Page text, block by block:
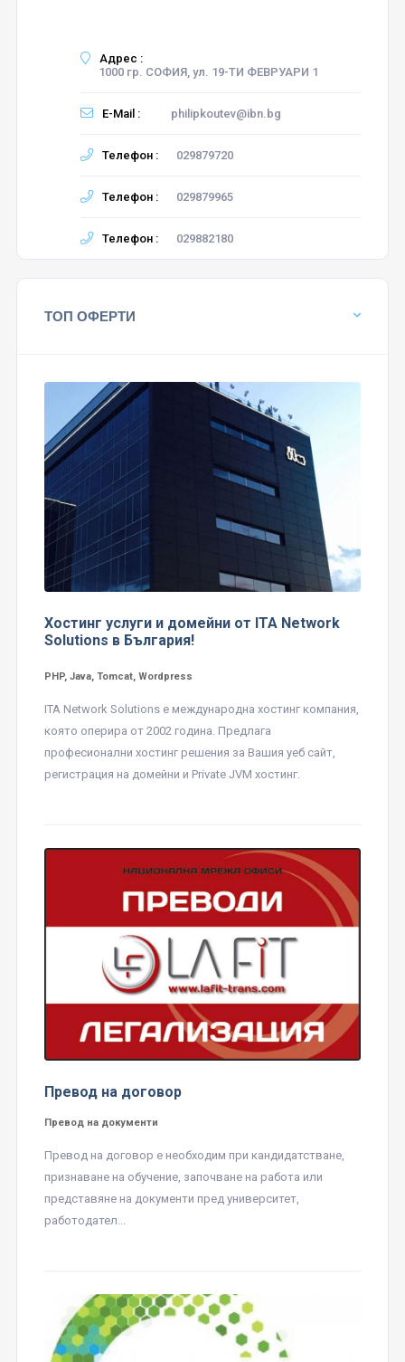
Адрес :
1000 гр. СОФИЯ, ул. 19-ТИ ФЕВРУАРИ 1
E-Mail : philipkoutev@ibn.bg
Телефон : 029879720
Телефон : 029879965
Телефон : 029882180
ТОП ОФЕРТИ
Хостинг услуги и домейни от ITA Network
Solutions в България!
PHP, Java, Tomcat, Wordpress
ITA Network Solutions е международна хостинг компания,
която оперира от 2002 година. Предлага
професионални хостинг решения за Вашия уеб сайт,
регистрация на домейни и Private JVM хостинг.
Превод на договор
Превод на документи
Превод на договор е необходим при кандидатстване,
признаване на обучение, започване на работа или
представяне на документи пред университет,
работодател...